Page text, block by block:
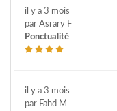
il y a 3 mois
par Asrary F
Ponctualité
il y a 3 mois
par Fahd M